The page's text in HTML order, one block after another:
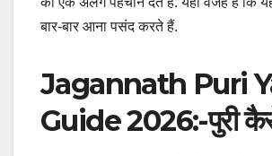
बार-बार आना पसंद करते हैं.
Jagannath Puri
Guide 2026:-पुरी